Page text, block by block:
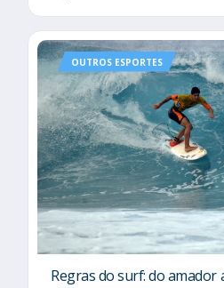
OUTROS ESPORTES
Regras do surf: do